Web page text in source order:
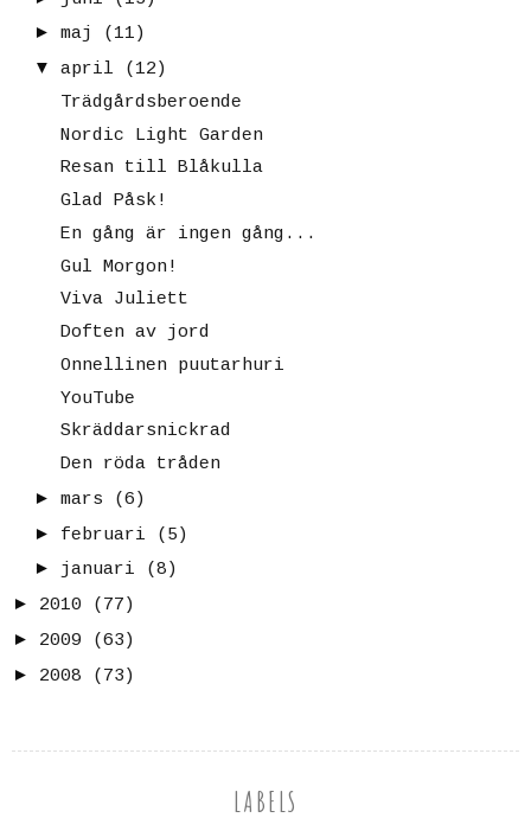
► maj
(11)
▼
april
(12)
Trädgårdsberoende
Nordic Light Garden
Resan till Blåkulla
Glad Påsk!
En gång är ingen gång...
Gul Morgon!
Viva Juliett
Doften av jord
Onnellinen puutarhuri
YouTube
Skräddarsnickrad
Den röda tråden
► mars
(6)
► februari
(5)
► januari
(8)
► 2010
(77)
► 2009
(63)
► 2008 (73)
LABELS